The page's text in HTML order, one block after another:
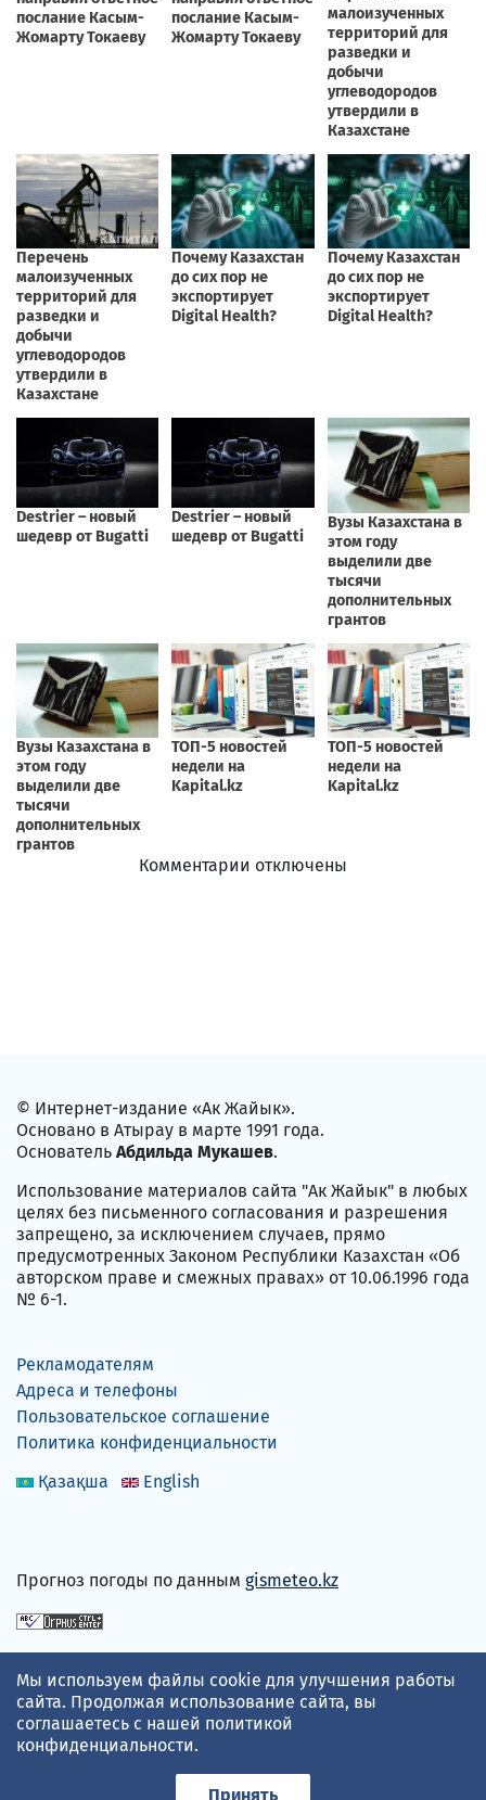
Комментарии отключены
© Интернет-издание «Ак Жайык».
Основано в Атырау в марте 1991 года.
Основатель Абдильда Мукашев.
Использование материалов сайта "Ак Жайык" в любых
целях без письменного согласования и разрешения
запрещено, за исключением случаев, прямо
предусмотренных Законом Республики Казахстан «Об
авторском праве и смежных правах» от 10.06.1996 года
№ 6-1.
Рекламодателям
Адреса и телефоны
Пользовательское соглашение
Политика конфиденциальности
Қазақша
English
Прогноз погоды по данным gismeteo.kz
Принимаем карты
Мы используем файлы cookie для улучшения работы
сайта. Продолжая использование сайта, вы
соглашаетесь с нашей политикой
конфиденциальности.
Принять